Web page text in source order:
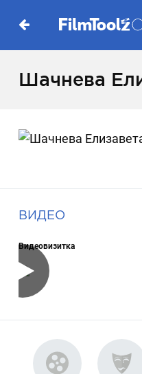
Шачнева
ВИДЕО
Видеовизитка